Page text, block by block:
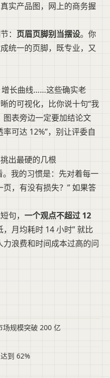
实产品图，网上的商务握
： 页眉页脚别当摆设。你
统一的页脚，既专业，又
增长曲线……这些确实老
的可视化，比你说十句“我
图表旁边一定要加结论文
可达 12%”，别让评委自
出最硬的几根
我的习惯是：先对着每一
，有没有损失？” 如果答
句， 一个观点不超过 12
月均耗时 14 小时” 就比
浪费和时间成本过高的问
场规模突破 200 亿
到 62%